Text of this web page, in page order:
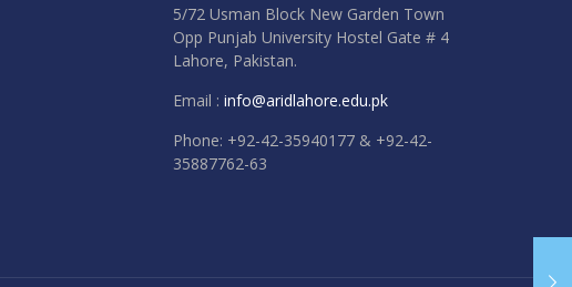
5/72 Usman Block New Garden Town
Opp Punjab University Hostel Gate # 4
Lahore, Pakistan.
Email : info@aridlahore.edu.pk
Phone: +92-42-35940177 & +92-42-
35887762-63